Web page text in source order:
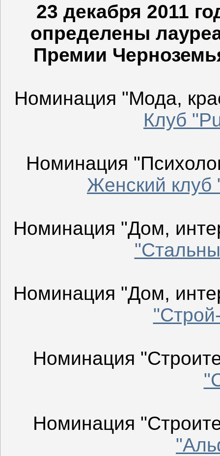
23 декабря 2011
определены
Премии
Номинация "Мода,
Клуб
Номинация
Женский
Номинация "Дом,
Номинация "Дом,
Номинация
Номинация